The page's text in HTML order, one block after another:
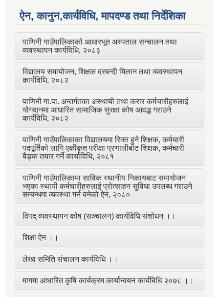
ऐन, कानुन,कार्यविधि, मापदण्ड तथा निर्देशिका
पाणिनी गाउँपालिकाको आधारभूत अस्पताल सन्चालन तथा
व्यवस्थापन कार्यविधि, २०८३
विद्यालय समायोजन, शिक्षक दरबन्दी मिलान तथा व्यवस्थापन
कार्यविधि, २०८२
पाणिनी गा.पा. अन्तर्गतका अस्थायी तथा करार कर्मचारीहरुलाई
योगदानमा आधारित सामाजिक सुरक्षा कोष आवद्ध गराउने
कार्यविधि, २०८२
पाणिनी गाउँपालिकाका विद्यालयमा रिक्त हुने शिक्षक, कर्मचारी
पदपूर्तिको लागि एकीकृत परीक्षा प्रणालीबाट शिक्षक, कर्मचारी
बैङ्क तयार गर्ने कार्याविधि, २०८१
पाणिनी गाउँपालिकामा साविक स्थानीय निकायबाट समायोजन
भएका स्थायी कर्मचारीहरुलाई प्रोत्साहन सुविधा उपलब्ध गराउने
सम्बन्धमा व्यवस्था गर्न बनेको ऐन, २०८०
विपद् व्यवस्थापन कोष (सञ्चालन) कार्यविधि संशोधन ।।
शिक्षा ऐन ।।
लेखा समिति संचालन कार्यविधि ।।
मागमा आधारित कृषि कार्यक्रम कार्यान्वयन कार्यबिधि २०७८ ।।